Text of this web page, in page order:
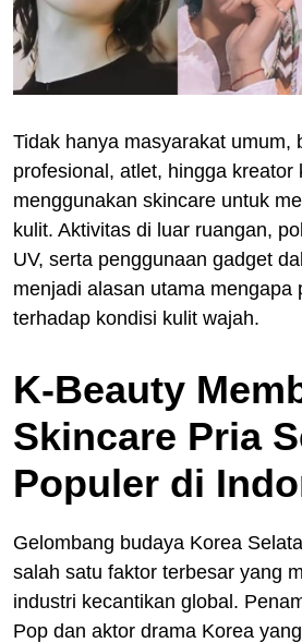
Tidak hanya masyarakat umum,
profesional, atlet, hingga kreator
menggunakan skincare untuk
kulit. Aktivitas di luar ruangan,
UV, serta penggunaan gadget
menjadi alasan utama mengapa
terhadap kondisi kulit wajah.
K-Beauty
Skincare Pria
Populer di
Gelombang budaya Korea
salah satu faktor terbesar yang
industri kecantikan global.
Pop dan aktor drama Korea